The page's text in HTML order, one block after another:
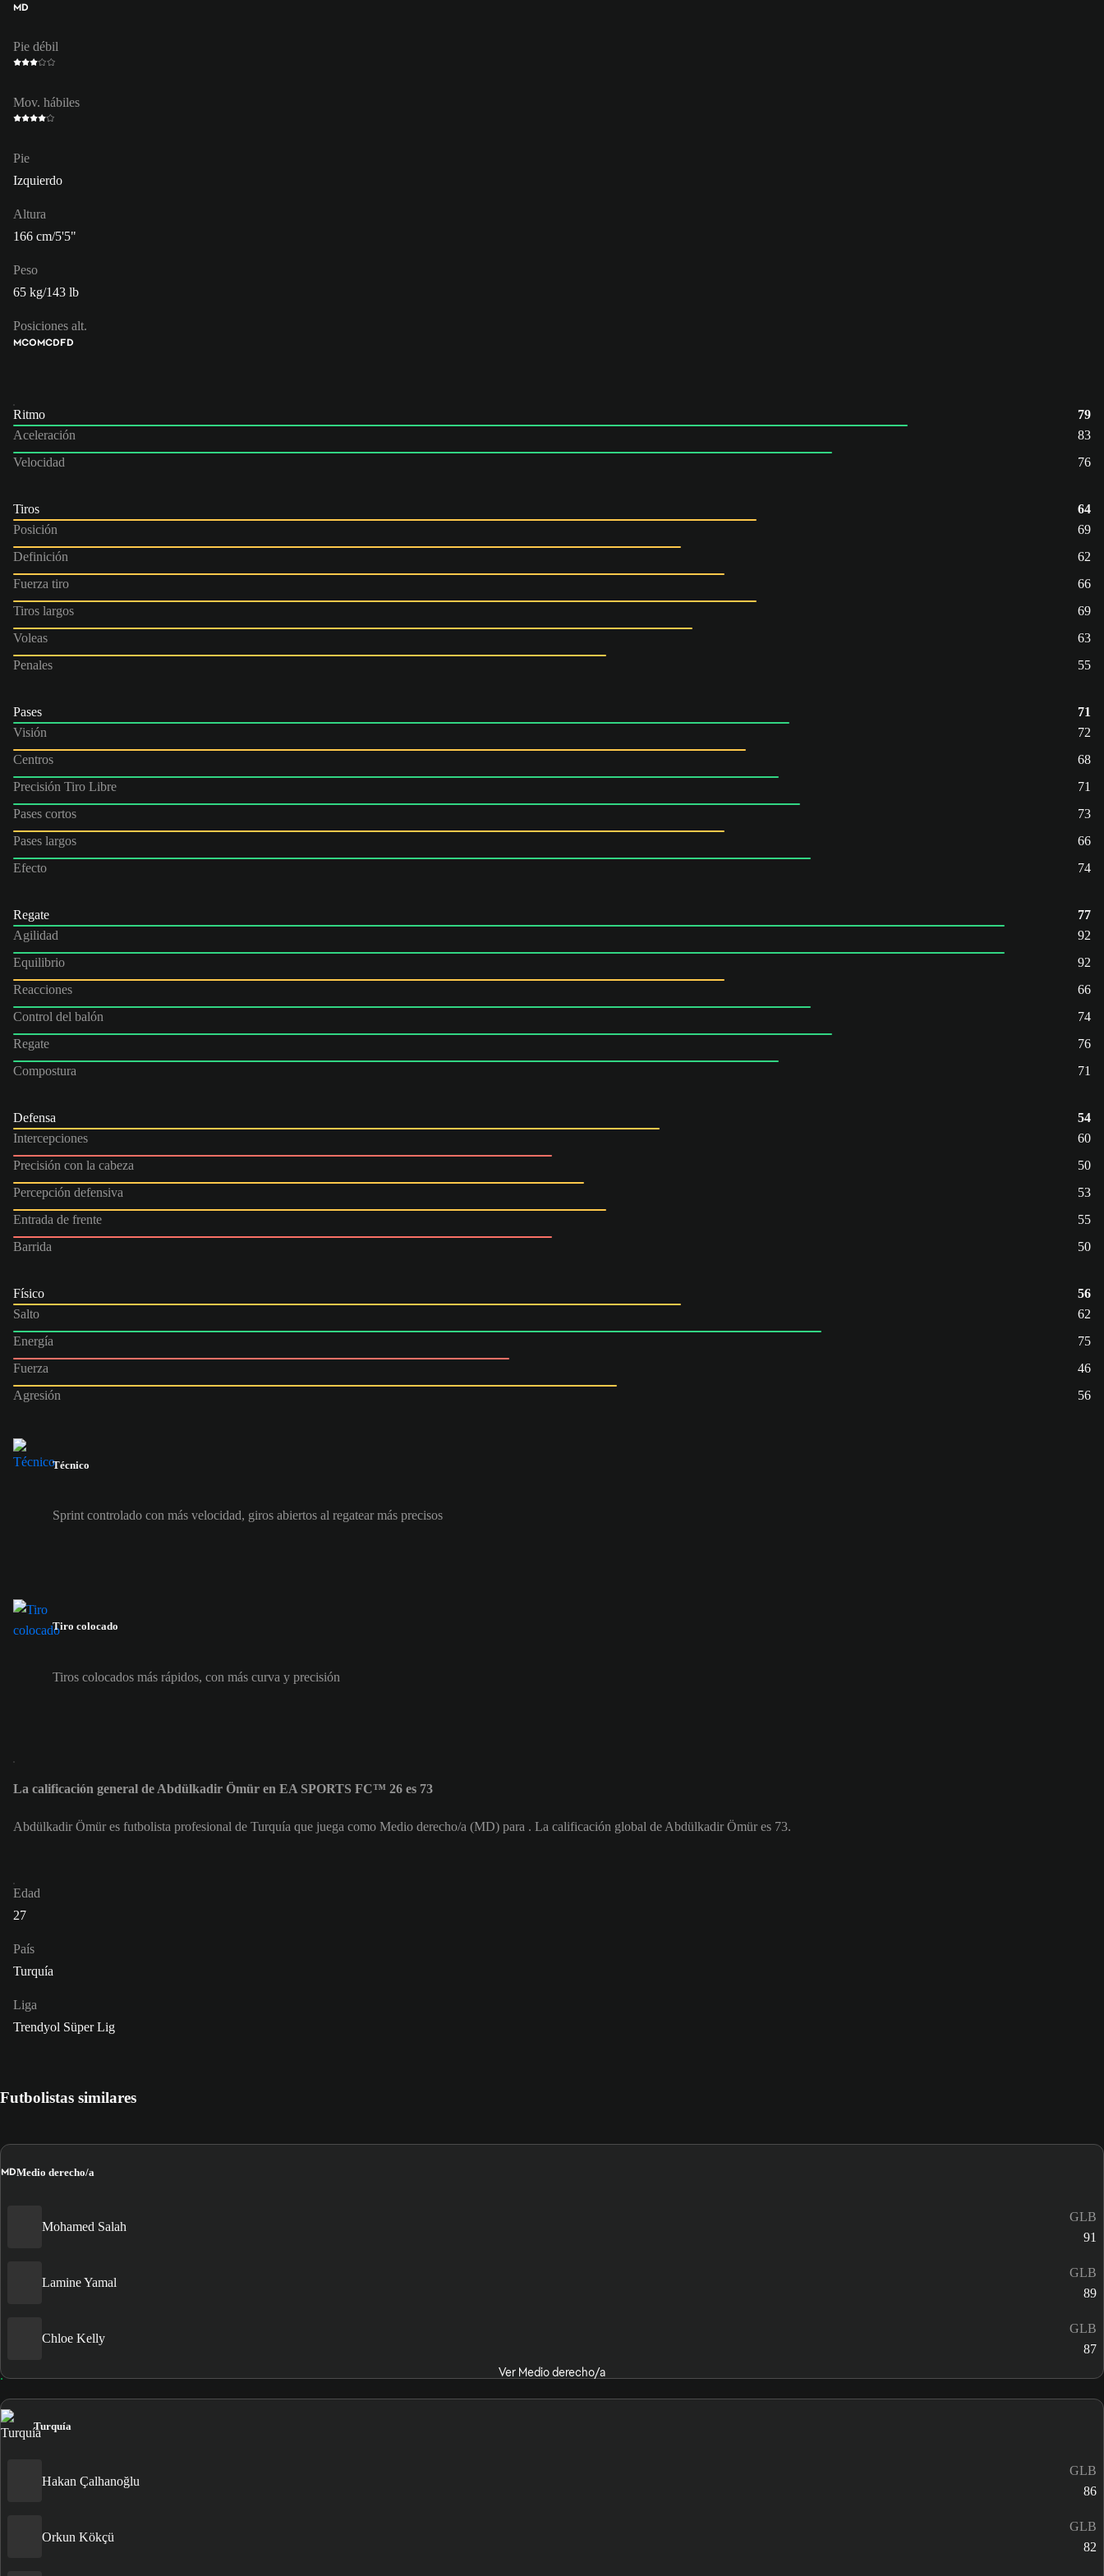
MD
Pie débil
Mov. hábiles
Pie
Izquierdo
Altura
166 cm/5'5"
Peso
65 kg/143 lb
Posiciones alt.
MCOMCDFD
Ritmo
79
Aceleración
83
Velocidad
76
Tiros
64
Posición
69
Definición
62
Fuerza tiro
66
Tiros largos
69
Voleas
63
Penales
55
Pases
71
Visión
72
Centros
68
Precisión Tiro Libre
71
Pases cortos
73
Pases largos
66
Efecto
74
Regate
77
Agilidad
92
Equilibrio
92
Reacciones
66
Control del balón
74
Regate
76
Compostura
71
Defensa
54
Intercepciones
60
Precisión con la cabeza
50
Percepción defensiva
53
Entrada de frente
55
Barrida
50
Físico
56
Salto
62
Energía
75
Fuerza
46
Agresión
56
Técnico
Sprint controlado con más velocidad, giros abiertos al regatear más precisos
Tiro colocado
Tiros colocados más rápidos, con más curva y precisión
La calificación general de Abdülkadir Ömür en EA SPORTS FC™ 26 es 73
Abdülkadir Ömür es futbolista profesional de Turquía que juega como Medio derecho/a (MD) para . La calificación global de Abdülkadir Ömür es 73.
Edad
27
País
Turquía
Liga
Trendyol Süper Lig
Futbolistas similares
MDMedio derecho/a
Mohamed Salah
GLB
91
Lamine Yamal
GLB
89
Chloe Kelly
GLB
87
Ver Medio derecho/a
Turquía
Hakan Çalhanoğlu
GLB
86
Orkun Kökçü
GLB
82